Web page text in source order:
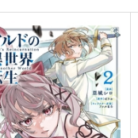
ンプル 作品詳細
Log '25
か薄荷
円（税込）